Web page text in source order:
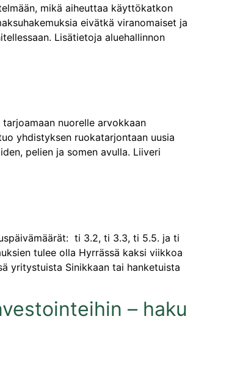
mikä aiheuttaa käyttökatkon
eivätkä viranomaiset ja
Lisätietoja aluehallinnon
nuorelle arvokkaan
yhdistyksen ruokatarjontaan uusia
pelien ja somen avulla. Liiveri
ti 3.2, ti 3.3, ti 5.5. ja ti
tulee olla Hyrrässä kaksi viikkoa
yritystuista Sinikkaan tai hanketuista
– haku